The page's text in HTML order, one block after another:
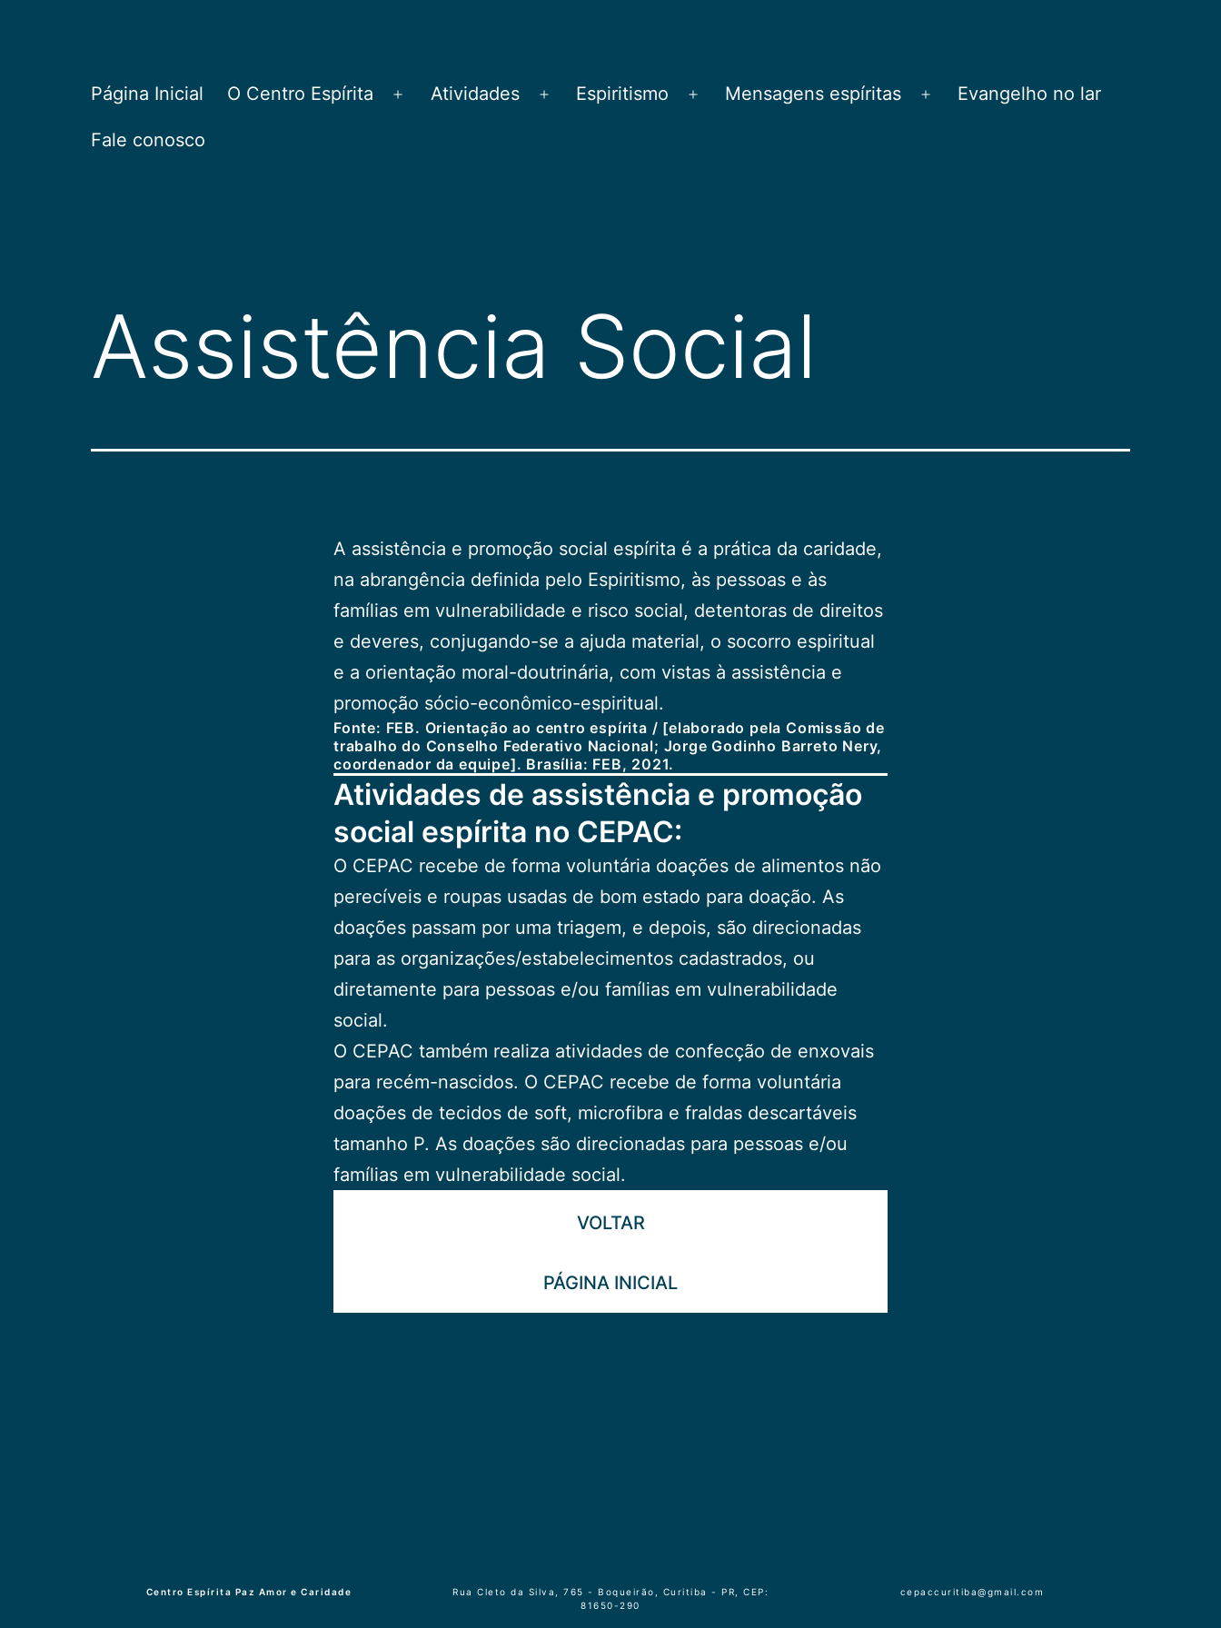
CEPAC
Página Inicial O Centro Espírita
Abrir
Atividades
Abrir
Espiritismo
Abrir
Mensagens espíritas
Abrir
Evangelho no lar
Fale conosco
Assistência Social
A assistência e promoção social espírita é a prática da caridade,
na abrangência definida pelo Espiritismo, às pessoas e às
famílias em vulnerabilidade e risco social, detentoras de direitos
e deveres, conjugando-se a ajuda material, o socorro espiritual
e a orientação moral-doutrinária, com vistas à assistência e
promoção sócio-econômico-espiritual.
Fonte: FEB. Orientação ao centro espírita / [elaborado pela Comissão de
trabalho do Conselho Federativo Nacional; Jorge Godinho Barreto Nery,
coordenador da equipe]. Brasília: FEB, 2021.
Atividades de assistência e promoção
social espírita no CEPAC:
O CEPAC recebe de forma voluntária doações de alimentos não
perecíveis e roupas usadas de bom estado para doação. As
doações passam por uma triagem, e depois, são direcionadas
para as organizações/estabelecimentos cadastrados, ou
diretamente para pessoas e/ou famílias em vulnerabilidade
social.
O CEPAC também realiza atividades de confecção de enxovais
para recém-nascidos. O CEPAC recebe de forma voluntária
doações de tecidos de soft, microfibra e fraldas descartáveis
tamanho P. As doações são direcionadas para pessoas e/ou
famílias em vulnerabilidade social.
VOLTAR
PÁGINA INICIAL
Centro Espírita Paz Amor e Caridade
Rua Cleto da Silva, 765 - Boqueirão, Curitiba - PR, CEP:
81650-290
cepaccuritiba@gmail.com